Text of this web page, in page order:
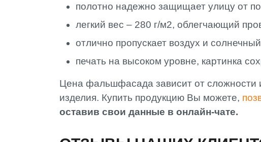
полотно надежно защищает улицу от
легкий вес – 280 г/м2, облегчающий
отлично пропускает воздух и
печать на высоком уровне, картинка
Цена фальшфасада зависит от сложности
изделия. Купить продукцию Вы можете,
оставив свои данные в онлайн-чате.